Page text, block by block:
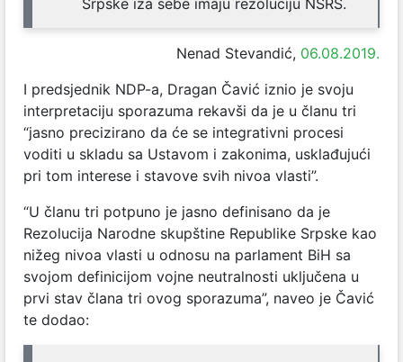
Nenad Stevandić, 06.08.2019.
I predsjednik NDP-a, Dragan Čavić iznio je svoju
interpretaciju sporazuma rekavši da je u članu tri
“jasno precizirano da će se integrativni procesi
voditi u skladu sa Ustavom i zakonima, usklađujući
pri tom interese i stavove svih nivoa vlasti”.
“U članu tri potpuno je jasno definisano da je
Rezolucija Narodne skupštine Republike Srpske kao
nižeg nivoa vlasti u odnosu na parlament BiH sa
svojom definicijom vojne neutralnosti uključena u
prvi stav člana tri ovog sporazuma”, naveo je Čavić
te dodao: